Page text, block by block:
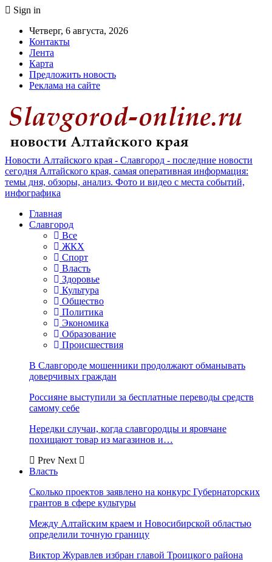
Sign in
Четверг, 6 августа, 2026
Контакты
Лента
Карта
Предложить новость
Реклама на сайте
Новости Алтайского края - Славгород - последние новости
сегодня Алтайского края, самая оперативная информация:
темы дня, обзоры, анализ. Фото и видео с места событий,
инфографика
Главная
Славгород
Все
ЖКХ
Спорт
Власть
Здоровье
Культура
Общество
Политика
Экономика
Образование
Происшествия
В Славгороде мошенники продолжают обманывать
доверчивых граждан
Россияне выступили за бесплатные переводы средств
самому себе
Нередки случаи, когда славгородцы и яровчане
похищают товар из магазинов и…
Prev Next
Власть
Сколько проектов заявлено на конкурс Губернаторских
грантов в сфере культуры
Между Алтайским краем и Новосибирской областью
определили точную границу
Виктор Журавлев избран главой Троицкого района